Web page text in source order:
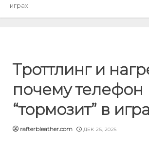
играх
Троттлинг и
почему телефон
“тормозит” в
rafterbleather.com ДЕК 26, 2025